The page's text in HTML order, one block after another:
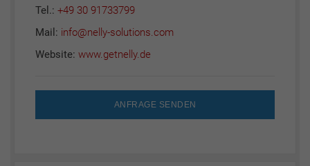
Tel.: +49 30 91733799
Mail: info@nelly-solutions.com
Website: www.getnelly.de
ANFRAGE SENDEN